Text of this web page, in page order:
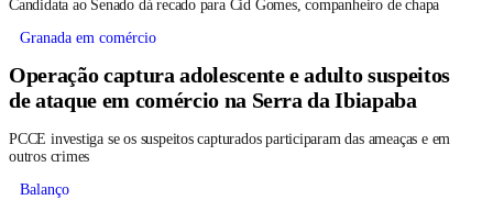
Granada em comércio
Operação captura adolescente e adulto suspeitos
de ataque em comércio na Serra da Ibiapaba
PCCE investiga se os suspeitos capturados participaram das ameaças e em
outros crimes
Balanço